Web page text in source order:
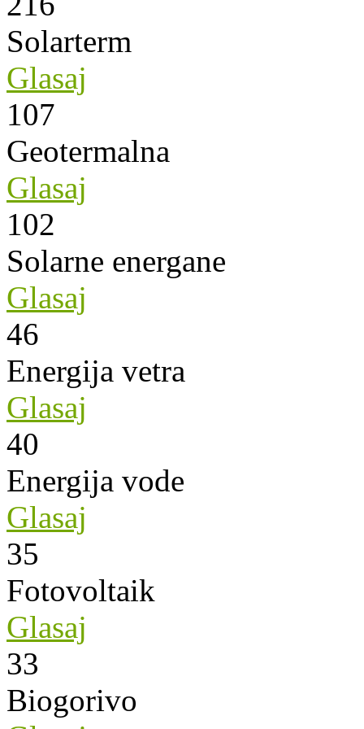
Solarterm
Glasaj
107
Geotermalna
Glasaj
102
Solarne energane
Glasaj
46
Energija vetra
Glasaj
40
Energija vode
Glasaj
35
Fotovoltaik
Glasaj
33
Biogorivo